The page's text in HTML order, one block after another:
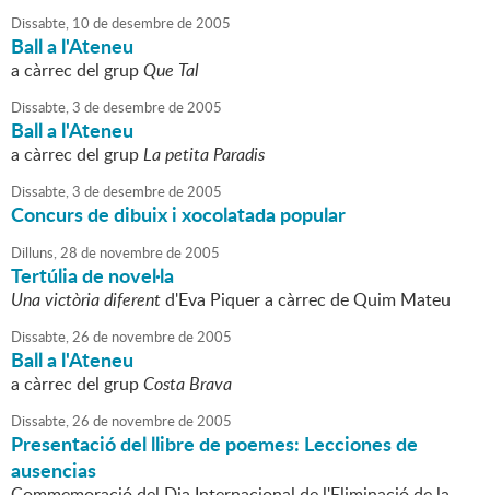
Dissabte, 10 dedesembrede2005
Ball a l'Ateneu
a càrrec del grupQue Tal
Dissabte,3 dedesembrede2005
Ball a l'Ateneu
a càrrec del grupLa petita Paradis
Dissabte,3 dedesembrede2005
Concurs de dibuix i xocolatada popular
Dilluns,28 de novembrede2005
Tertúlia de novel·la
Una victòria diferentd'Eva Piquer a càrrec de Quim Mateu
Dissabte,26 de novembrede2005
Ball a l'Ateneu
a càrrec del grupCosta Brava
Dissabte,26 de novembrede2005
Presentació del llibre de poemes: Lecciones de
ausencias